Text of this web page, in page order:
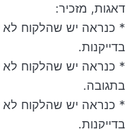
דאגות, מזכיר:
* כנראה יש שהלקוח לא
בדייקנות.
* כנראה יש שהלקוח לא
בתגובה.
* כנראה יש שהלקוח לא
בדייקנות.